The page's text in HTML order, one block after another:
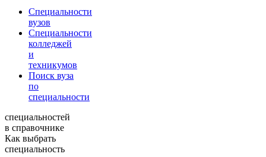
Специальности
вузов
Специальности
колледжей
и
техникумов
Поиск вуза
по
специальности
специальностей
в справочнике
Как выбрать
специальность